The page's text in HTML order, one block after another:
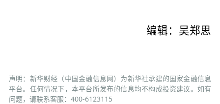
编辑：吴郑思
声明：新华财经（中国金融信息网）为新华社承建的国家金融信息
平台。任何情况下，本平台所发布的信息均不构成投资建议。如有
问题，请联系客服：400-6123115